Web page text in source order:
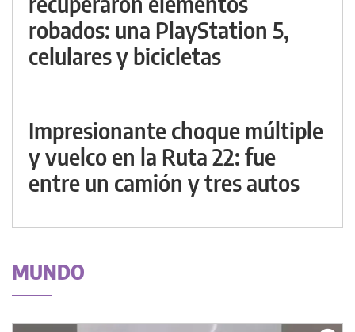
robados: una PlayStation 5,
celulares y bicicletas
Impresionante choque múltiple
y vuelco en la Ruta 22: fue
entre un camión y tres autos
MUNDO